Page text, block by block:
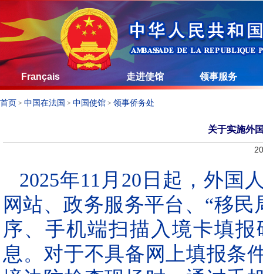
Français 走进使馆 领事服务
首页 > 中国在法国 > 中国使馆 > 领事侨务处
关于实施外
2025年11月20日起，外国
网站、政务服务平台、“移民
序、手机端扫描入境卡填
息。对于不具备网上填报条